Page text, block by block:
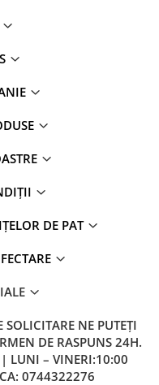
DE PAT
SOLICITARE NE PUTEȚI
DE RASPUNS 24H.
| LUNI – VINERI:10:00
0744322276